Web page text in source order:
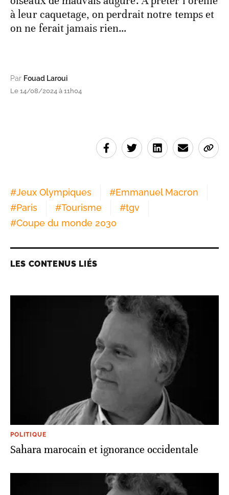
à leur caquetage, on perdrait notre temps et
on ne ferait jamais rien…
Par Fouad Laroui
Le 14/08/2024 à 11h04
#Jeux Olympiques #Emmanuel Macron
#Paris #Tourisme #tgv
#Coupe du monde 2030
LES CONTENUS LIÉS
POLITIQUE
Sahara marocain et ignorance occidentale